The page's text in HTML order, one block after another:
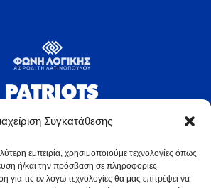
Συγκατάθεσης
εμπειρία, χρησιμοποιούμε τεχνολογίες όπως
ή/και την πρόσβαση σε πληροφορίες
τις εν λόγω τεχνολογίες θα μας επιτρέψει να